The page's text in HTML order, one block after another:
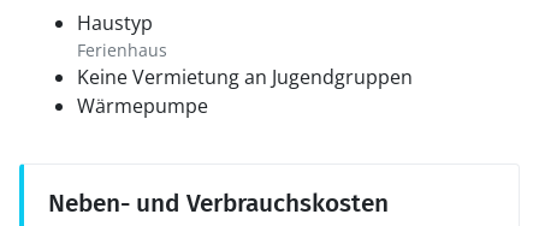
Haustyp
Ferienhaus
Keine Vermietung an Jugendgruppen
Wärmepumpe
Neben- und Verbrauchskosten